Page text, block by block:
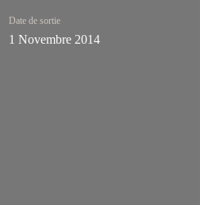
Date de sortie
1 Novembre 2014